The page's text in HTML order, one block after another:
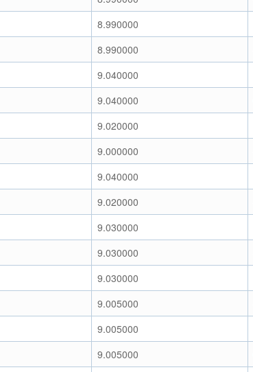
8.990000
8.990000
9.040000
9.040000
9.020000
9.000000
9.040000
9.020000
9.030000
9.030000
9.030000
9.005000
9.005000
9.005000